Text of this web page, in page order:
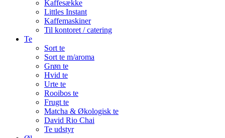
Kaffesække
Littles Instant
Kaffemaskiner
Til kontoret / catering
Te
Sort te
Sort te m/aroma
Grøn te
Hvid te
Urte te
Rooibos te
Frugt te
Matcha & Økologisk te
David Rio Chai
Te udstyr